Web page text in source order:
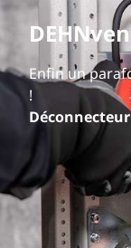
Enfin un
!